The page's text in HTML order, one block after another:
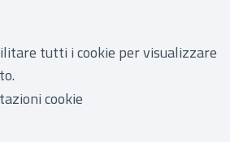
tutti i cookie per visualizzare
cookie